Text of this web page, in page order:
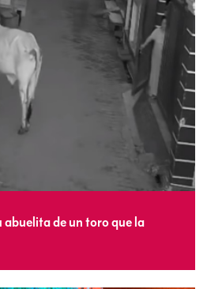
abuelita de un toro que la